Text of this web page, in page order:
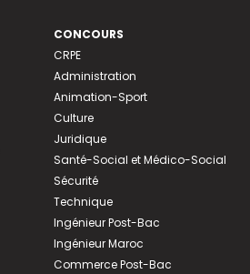
CONCOURS
CRPE
Administration
Animation-Sport
Culture
Juridique
Santé-Social et Médico-Social
Sécurité
Technique
Ingénieur Post-Bac
Ingénieur Maroc
Commerce Post-Bac